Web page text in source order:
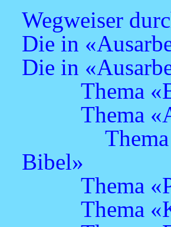
Wegweiser
Die in
Die in
Thema
Thema
Bibel»
Thema
Thema